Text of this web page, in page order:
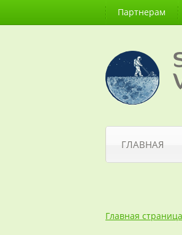
Партнерам
ГЛАВНАЯ
Главная страница